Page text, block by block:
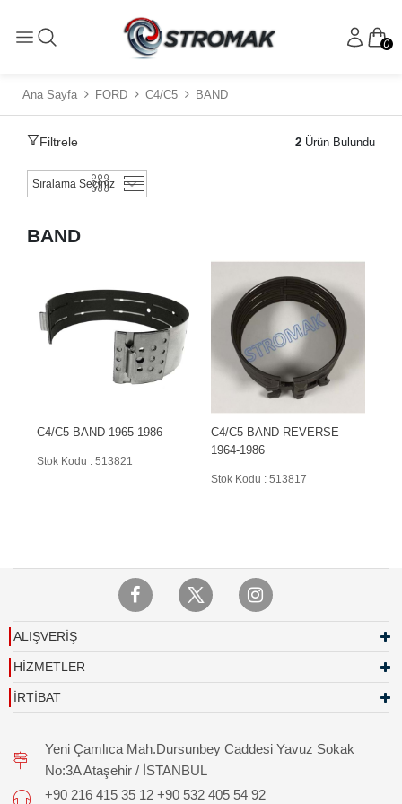
0
Ana Sayfa FORD C4/C5 BAND
Filtrele 2 Ürün Bulundu
BAND
C4/C5 BAND 1965-1986
Stok Kodu : 513821
C4/C5 BAND REVERSE
1964-1986
Stok Kodu : 513817
ALIŞVERİŞ
HİZMETLER
İRTİBAT
Yeni Çamlıca Mah.Dursunbey Caddesi Yavuz Sokak
No:3A Ataşehir / İSTANBUL
+90 216 415 35 12 +90 532 405 54 92